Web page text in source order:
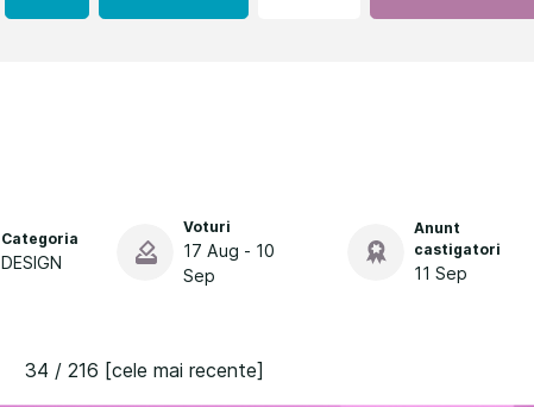
Categoria
DESIGN
Voturi
17 Aug - 10
Sep
Anunt
castigatori
11 Sep
34 / 216 [cele mai recente]